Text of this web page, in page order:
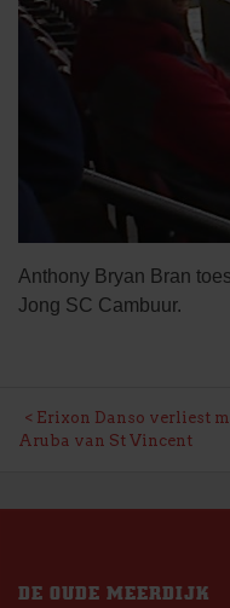
Anthony Bryan Bran
Jong SC Cambuur.
BERICHT
Erixon Danso verliest
Aruba van St Vincent
DE OUDE MEERDIJK